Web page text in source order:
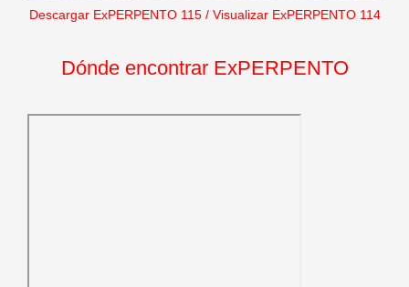
Descargar ExPERPENTO 115/ Visualizar ExPERPENTO 114
Dónde encontrar ExPERPENTO